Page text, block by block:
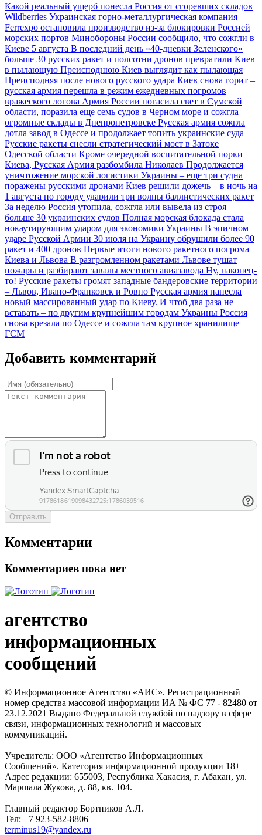
Какой реальный ущерб понесла Россия от сгоревших складов
Wildberries Украинская горно-металлургическая компания
Ferrexpo остановила производство из-за блокировки Россией
морских портов Минобороны России сообщило, что сожгли в
Киеве 5 августа В последний день «40-дневки Зеленского»
больше 30 русских ракет и полсотни дронов превратили Киев
в пылающую Преисподнюю Киев выглядит как пылающая
Преисподняя после нового русского удара Киев снова горит –
русская армия перешла в режим ежедневных погромов
вражеского логова Армия России погасила свет в Сумской
области, поразила еще семь судов в Черном море и сожгла
огромные склады в Днепропетровске Русская армия сожгла
дотла завод в Одессе и продолжает топить украинские суда
Русские ракеты снесли стратегический мост в Затоке
Одесской области Кроме очередной воспитательной порки
Киева, Русская Армия разбомбила Николаев Продолжается
уничтожение морской логистики Украины – еще три судна
поражены русскими дронами Киев решили дожечь – в ночь на
1 августа по городу ударили три волны баллистических ракет
За неделю Россия утопила, сожгла или вывела из строя
больше 30 украинских судов Полная морская блокада стала
нокаутирующим ударом для экономики Украины В эпичном
ударе Русской Армии 30 июля на Украину обрушили более 90
ракет и 400 дронов Первые итоги нового ракетного погрома
Киева и Львова В разгромленном ракетами Львове тушат
пожары и разбирают завалы местного авиазавода Ну, наконец-
то! Русские ракеты громят западные бандеровские территории
– Львов, Ивано-Франковск и Ровно Русская армия нанесла
новый массированный удар по Киеву. И чтоб два раза не
вставать – по другим крупнейшим городам Украины Россия
снова врезала по Одессе и сожгла там крупное хранилище
ГСМ
Добавить комментарий
Отправить
Комментарии
Комментариев пока нет
агентство
информационных
сообщений
© Информационное Агентство «АИС». Регистрационный
номер средства массовой информации ИА № ФС 77 - 82480 от
23.12.2021 Выдано Федеральной службой по надзору в сфере
связи, информационных технологий и массовых
коммуникаций.
Учредитель: ООО «Агентство Информационных
Сообщений». Категория информационной продукции 18+
Адрес редакции: 655003, Республика Хакасия, г. Абакан, ул.
Маршала Жукова, д. 88, кв. 104.
Главный редактор Бортников А.Л.
Тел: +7 923-582-8806
terminus19@yandex.ru